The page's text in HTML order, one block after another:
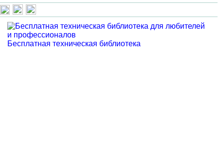
Бесплатная техническая библиотека